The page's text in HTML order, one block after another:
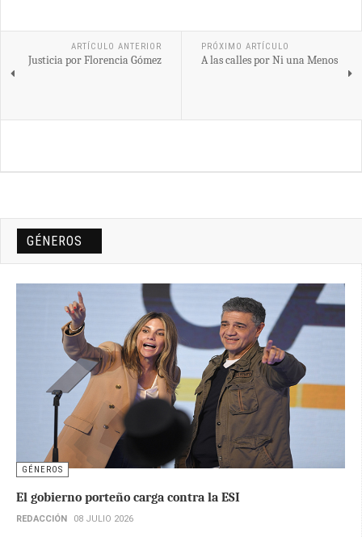
ARTÍCULO ANTERIOR
Justicia por Florencia Gómez
PRÓXIMO ARTÍCULO
A las calles por Ni una Menos
GÉNEROS
GÉNEROS
El gobierno porteño carga contra la ESI
REDACCIÓN 08 JULIO 2026